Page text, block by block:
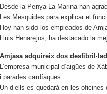
Desde la Penya La Marina han
Les Mesquides para explicar el
Hoy han sido los empleados de
Lluis Henarejos, ha destacado la
Amjasa adquireix dos
L’empresa municipal d’aigües de
i parades cardíaques.
Un d’ells es quedarà en les